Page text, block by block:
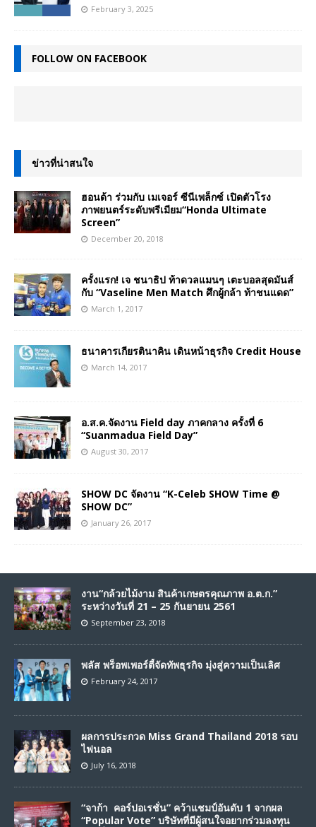
February 3, 2025
FOLLOW ON FACEBOOK
ข่าวที่น่าสนใจ
ฮอนด้า ร่วมกับ เมเจอร์ ซีนีเพล็กซ์ เปิดตัวโรง
ภาพยนตร์ระดับพรีเมียม“Honda Ultimate
Screen”
December 20, 2018
ครั้งแรก! เจ ชนาธิป ท้าดวลแมนๆ เตะบอลสุดมันส์
กับ “Vaseline Men Match ศึกผู้กล้า ท้าชนแดด”
March 1, 2017
ธนาคารเกียรตินาคิน เดินหน้าธุรกิจ Credit House
March 14, 2017
อ.ส.ค.จัดงาน Field day ภาคกลาง ครั้งที่ 6
“Suanmadua Field Day”
August 30, 2017
SHOW DC จัดงาน “K-Celeb SHOW Time @
SHOW DC”
January 26, 2017
งาน“กล้วยไม้งาม สินค้าเกษตรคุณภาพ อ.ต.ก.”
ระหว่างวันที่ 21 – 25 กันยายน 2561
September 23, 2018
พลัส พร็อพเพอร์ตี้จัดทัพธุรกิจ มุ่งสู่ความเป็นเลิศ
February 24, 2017
ผลการประกวด Miss Grand Thailand 2018 รอบ
ไฟนอล
July 16, 2018
“จาก้า คอร์ปอเรชั่น” คว้าแชมป์อันดับ 1 จากผล
“Popular Vote” บริษัทที่มีผู้สนใจอยากร่วมลงทุน